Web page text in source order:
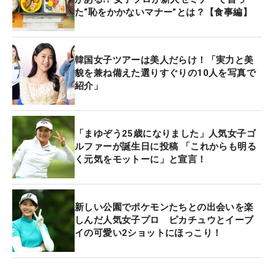
た“恥をかかないマナー”とは？【食事編】
韓国女子ツアーは美人だらけ！「実力と美
貌を兼ね備えた選りすぐりの10人を写真で
紹介」
「まゆぞう25歳になりました」人気女子ゴ
ルファーが誕生日に投稿 「これからも明る
く元気をモットーに」と宣言！
新しい公園でポケモンたちとの出会いを楽
しんだ人気女子プロ ピカチュウとイーブ
イの可愛い2ショットにほっこり！